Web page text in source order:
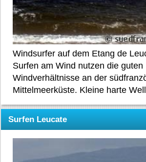
Windsurfer auf dem Etang de
Surfen am Wind nutzen die guten
Windverhältnisse an der
Mittelmeerküste. Kleine harte
Surfen Leucate